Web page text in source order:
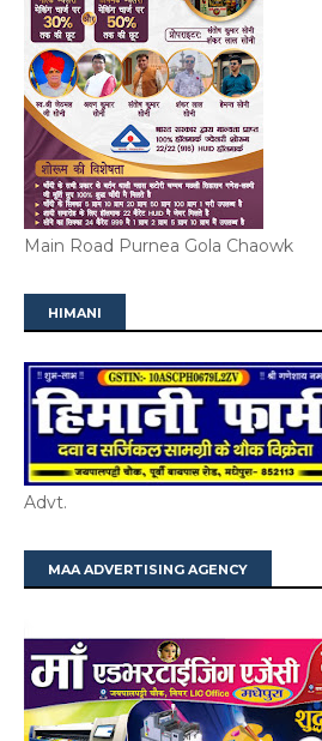
Main Road Purnea Gola Chaowk
HIMANI
Advt.
MAA ADVERTISING AGENCY